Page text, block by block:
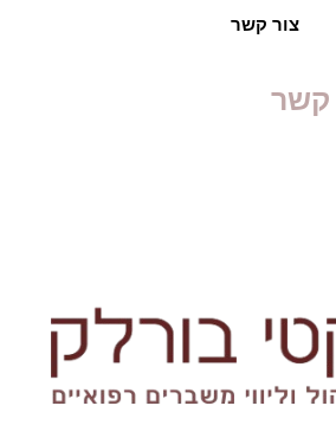
צור קשר
קשר